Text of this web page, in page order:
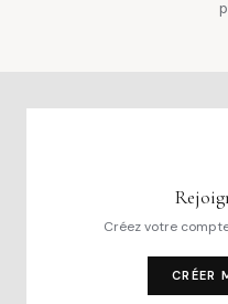
Créez votre
CRÉER